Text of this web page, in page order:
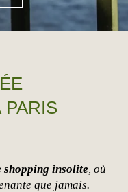
PARIS
shopping insolite, où
que jamais.